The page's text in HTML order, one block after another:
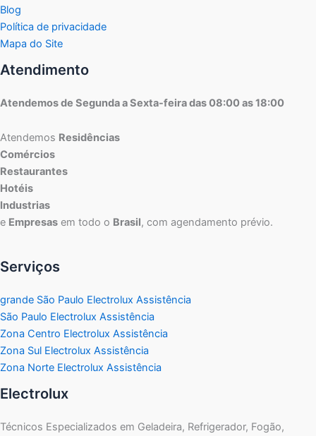
Blog
Política de privacidade
Mapa do Site
Atendimento
Atendemos de Segunda a Sexta-feira das 08:00 as 18:00
Atendemos Residências
Comércios
Restaurantes
Hotéis
Industrias
e Empresas em todo o Brasil, com agendamento prévio.
Serviços
grande São Paulo Electrolux Assistência
São Paulo Electrolux Assistência
Zona Centro Electrolux Assistência
Zona Sul Electrolux Assistência
Zona Norte Electrolux Assistência
Electrolux
Técnicos Especializados em Geladeira, Refrigerador, Fogão,